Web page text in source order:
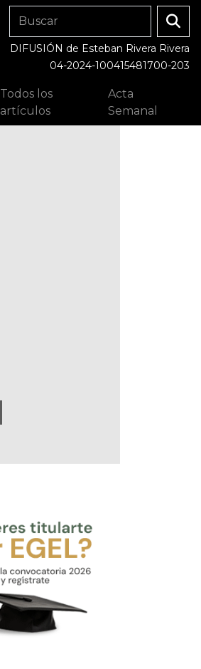
DIFUSIÓN de Esteban Rivera Rivera
04-2024-100415481700-203
Todos los
artículos
Acta
Semanal